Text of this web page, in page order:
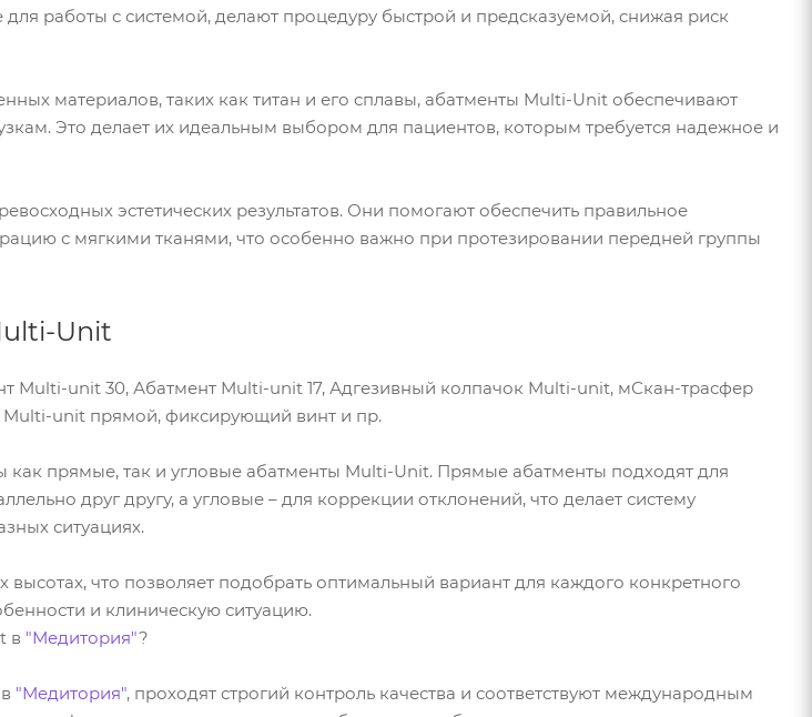
работы с системой, делают процедуру быстрой и предсказуемой, снижая риск
материалов, таких как титан и его сплавы, абатменты Multi-Unit обеспечивают
Это делает их идеальным выбором для пациентов, которым требуется надежное и
эстетических результатов. Они помогают обеспечить правильное
с мягкими тканями, что особенно важно при протезировании передней группы
Unit
Multi-unit 30, Абатмент Multi-unit 17, Адгезивный колпачок Multi-unit, мСкан-трасфер
unit прямой, фиксирующий винт и пр.
как прямые, так и угловые абатменты Multi-Unit. Прямые абатменты подходят для
друг другу, а угловые – для коррекции отклонений, что делает систему
ситуациях.
что позволяет подобрать оптимальный вариант для каждого конкретного
и клиническую ситуацию.
в "Медитория"?
"Медитория", проходят строгий контроль качества и соответствуют международным